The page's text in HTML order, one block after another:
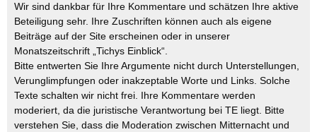
Wir sind dankbar für Ihre Kommentare und schätzen Ihre aktive
Beteiligung sehr. Ihre Zuschriften können auch als eigene
Beiträge auf der Site erscheinen oder in unserer
Monatszeitschrift „Tichys Einblick“.
Bitte entwerten Sie Ihre Argumente nicht durch Unterstellungen,
Verunglimpfungen oder inakzeptable Worte und Links. Solche
Texte schalten wir nicht frei. Ihre Kommentare werden
moderiert, da die juristische Verantwortung bei TE liegt. Bitte
verstehen Sie, dass die Moderation zwischen Mitternacht und